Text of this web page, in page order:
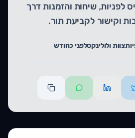
לפניות, שיחות והזמנות דרך
וקישור לקביעת תור.
צוות ולולינקסלפני כחודש